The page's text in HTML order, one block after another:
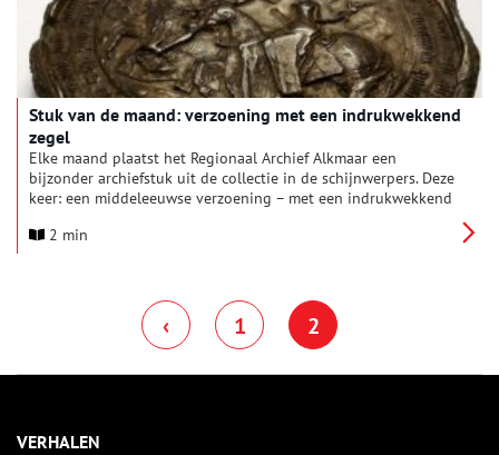
Stuk van de maand: verzoening met een indrukwekkend
zegel
Elke maand plaatst het Regionaal Archief Alkmaar een
bijzonder archiefstuk uit de collectie in de schijnwerpers. Deze
keer: een middeleeuwse verzoening – met een indrukwekkend
van Bourgondië en Maximiliaan van Oostenrijk, die toen over
Alkmaar, nadat er in de stad een oproer was uitgebroken.
2 min
‹ 1 2
VERHALEN